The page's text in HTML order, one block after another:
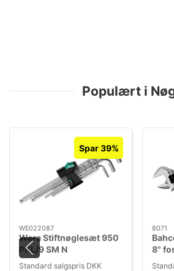
Populært i
Spar 39%
WE022087
Wera Stiftnøglesæt 950
PKL/9 SM N
Standard salgspris DKK
8071
8"